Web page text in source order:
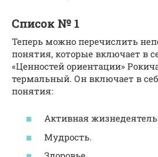
Список № 1
Теперь можно перечислить
понятия, которые включает в
«Ценностей ориентации»
термальный. Он включает в
понятия:
Активная
Мудрость.